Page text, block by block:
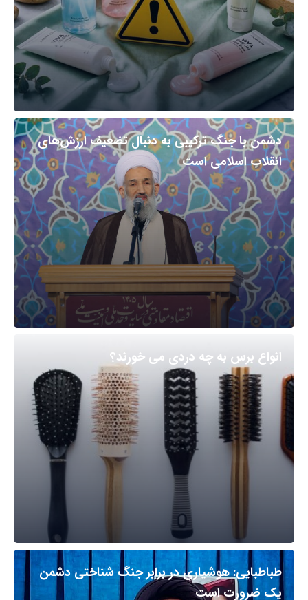
دشمن با جنگ ترکیبی به دنبال تضعیف ارزش‌های
انقلاب اسلامی است
انواع برس به چه دردی می خورند؟
طباطبایی: هوشیاری در برابر جنگ شناختی دشمن
یک ضرورت است